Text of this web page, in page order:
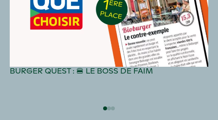
BURGER QUEST : 🍔 LE BOSS DE FAIM